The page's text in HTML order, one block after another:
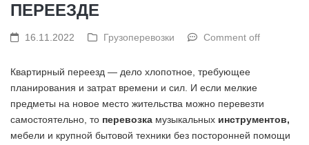
ПЕРЕЕЗДЕ
16.11.2022 Грузоперевозки Comment off
Квартирный переезд — дело хлопотное, требующее
планирования и затрат времени и сил. И если мелкие
предметы на новое место жительства можно перевезти
самостоятельно, то перевозка музыкальных инструментов,
мебели и крупной бытовой техники без посторонней помощи